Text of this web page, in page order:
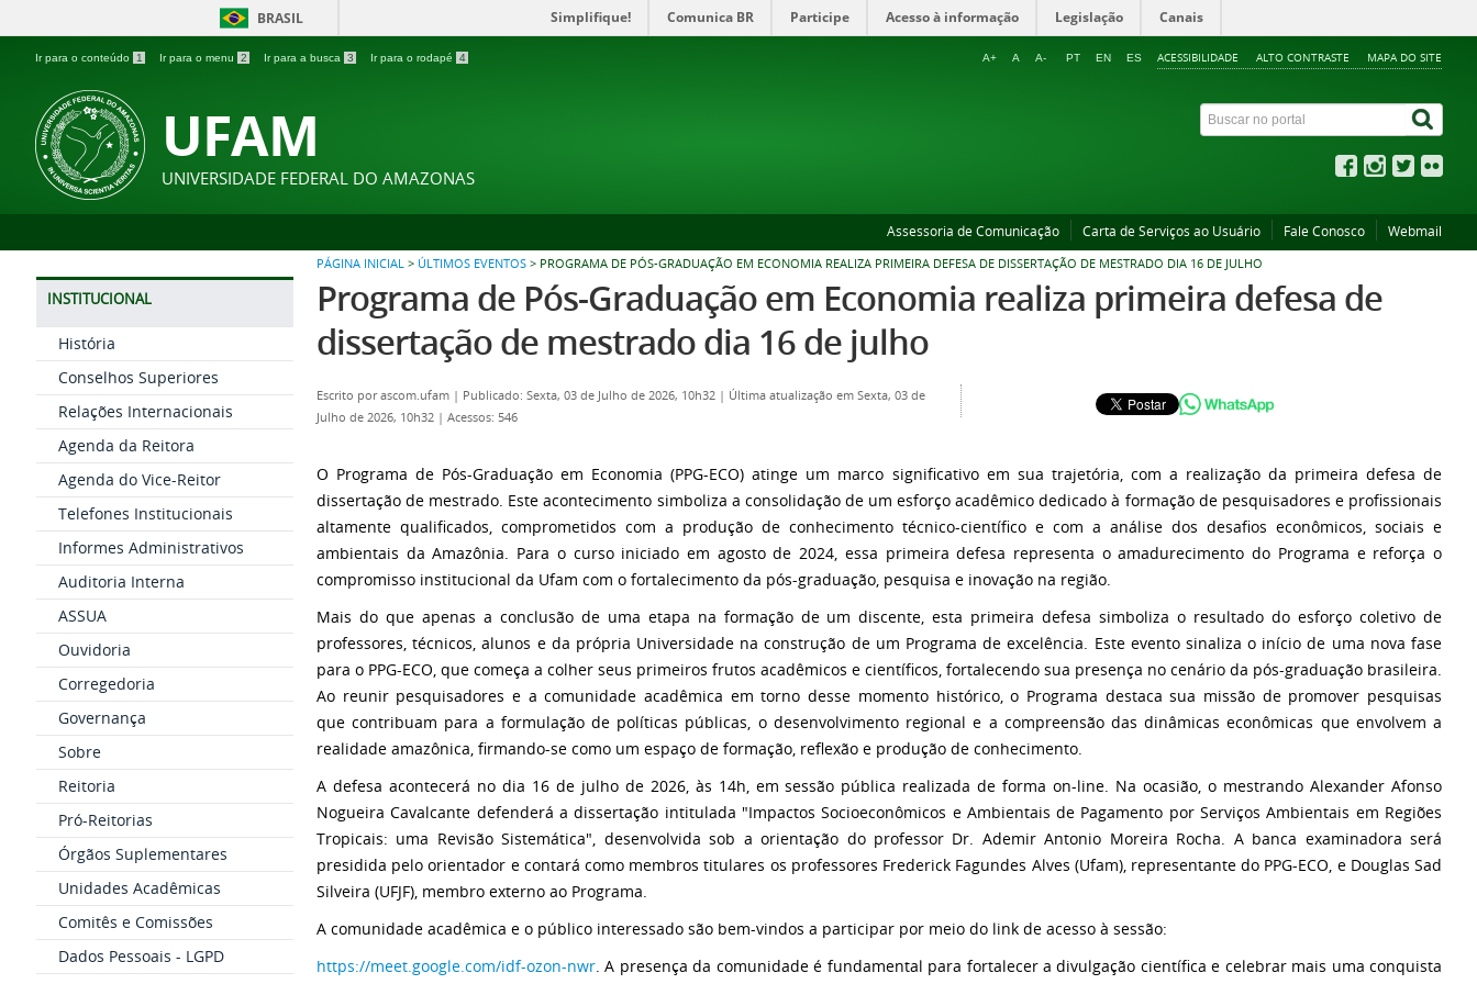
BRASIL Simplifique! Comunica BR Participe Acesso à informação Legislação Canais
Ir para o conteúdo 1 Ir para o menu 2 Ir para a busca 3 Ir para o rodapé 4 ACESSIBILIDADE ALTO CONTRASTE MAPA DO SITE
A+ A A- PT EN ES
UFAM
UNIVERSIDADE FEDERAL DO AMAZONAS
Assessoria de Comunicação Carta de Serviços ao Usuário Fale Conosco Webmail
PÁGINA INICIAL > ÚLTIMOS EVENTOS > PROGRAMA DE PÓS-GRADUAÇÃO EM ECONOMIA REALIZA PRIMEIRA DEFESA DE DISSERTAÇÃO DE MESTRADO DIA 16 DE JULHO
INSTITUCIONAL
História
Conselhos Superiores
Relações Internacionais
Agenda da Reitora
Agenda do Vice-Reitor
Telefones Institucionais
Informes Administrativos
Auditoria Interna
ASSUA
Ouvidoria
Corregedoria
Governança
Sobre
Reitoria
Pró-Reitorias
Órgãos Suplementares
Unidades Acadêmicas
Comitês e Comissões
Dados Pessoais - LGPD
Programa de Pós-Graduação em Economia realiza primeira defesa de
dissertação de mestrado dia 16 de julho
Escrito porascom.ufam | Publicado: Sexta, 03 de Julho de 2026, 10h32 | Última atualização em Sexta, 03 de
Julho de 2026, 10h32 | Acessos: 546
O Programa de Pós-Graduação em Economia (PPG-ECO) atinge um marco significativo em sua trajetória, com a realização da primeira defesa de
dissertação de mestrado. Este acontecimento simboliza a consolidação de um esforço acadêmico dedicado à formação de pesquisadores e profissionais
altamente qualificados, comprometidos com a produção de conhecimento técnico-científico e com a análise dos desafios econômicos, sociais e
ambientais daAmazônia. Para o curso iniciado em agosto de 2024, essa primeira defesa representa oamadurecimento do Programa e reforça o
compromisso institucional da Ufam com o fortalecimento da pós-graduação, pesquisa e inovação na região.
Mais do que apenas a conclusão de uma etapa na formação de um discente, esta primeira defesa simboliza o resultado do esforço coletivo de
professores, técnicos,alunos e da própria Universidade na construção de um Programa de excelência. Este evento sinaliza o início de uma nova fase
para o PPG-ECO, que começa a colher seus primeiros frutos acadêmicos e científicos, fortalecendo sua presença no cenário da pós-graduação brasileira.
Ao reunir pesquisadores e a comunidade acadêmica em tornodesse momento histórico, o Programa destaca sua missão de promover pesquisas
quecontribuam para a formulação de políticas públicas, o desenvolvimento regional e a compreensão das dinâmicas econômicas que envolvem a
realidade amazônica, firmando-se como um espaço de formação, reflexão e produção de conhecimento.
A defesa acontecerá no dia 16 de julho de 2026, às 14h, em sessão pública realizada de forma on-line. Na ocasião, o mestrando Alexander Afonso
NogueiraCavalcante defenderá a dissertação intitulada "Impactos Socioeconômicos e Ambientais de Pagamento por Serviços Ambientais em Regiões
Tropicais: uma Revisão Sistemática", desenvolvida sob a orientação do professor Dr. AdemirAntonio Moreira Rocha. A banca examinadora será
presidida pelo orientador e contarácomo membros titulares os professores Frederick Fagundes Alves (Ufam), representante do PPG-ECO, e Douglas Sad
Silveira (UFJF), membro externo ao Programa.
A comunidade acadêmica e o público interessado são bem-vindos a participar por meio do link de acesso à sessão:
https://meet.google.com/idf-ozon-nwr. A presença da comunidade é fundamental para fortalecer a divulgação científica e celebrar mais uma conquista